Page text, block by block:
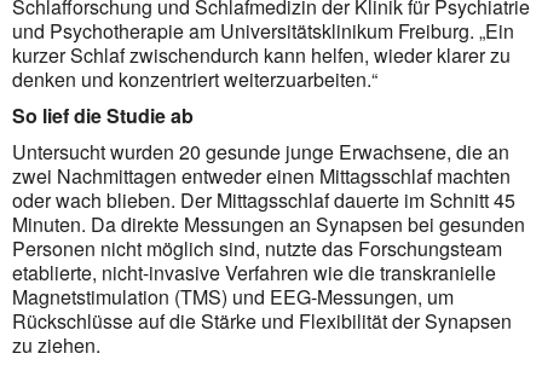
Schlafforschung und Schlafmedizin der Klinik für Psychiatrie
und Psychotherapie am Universitätsklinikum Freiburg. „Ein
kurzer Schlaf zwischendurch kann helfen, wieder klarer zu
denken und konzentriert weiterzuarbeiten.“
So lief die Studie ab
Untersucht wurden 20 gesunde junge Erwachsene, die an
zwei Nachmittagen entweder einen Mittagsschlaf machten
oder wach blieben. Der Mittagsschlaf dauerte im Schnitt 45
Minuten. Da direkte Messungen an Synapsen bei gesunden
Personen nicht möglich sind, nutzte das Forschungsteam
etablierte, nicht-invasive Verfahren wie die transkranielle
Magnetstimulation (TMS) und EEG-Messungen, um
Rückschlüsse auf die Stärke und Flexibilität der Synapsen
zu ziehen.